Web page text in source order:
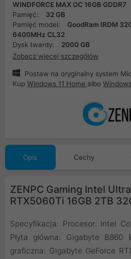
WINDFORCE MAX OC 16GB GDDR7
Pamięć:
32 GB
Pamięć model:
GoodRam IRDM
6400MHz CL32
Dysk twardy:
2000 GB
Zobacz więcej szczegółów
Postaw na oryginalny system
Kup Windows 11 Home albo
Opis Cechy
ZENPC Gaming Intel
RTX5060Ti 16GB 2TB
Specyfikacja: Procesor: Intel
Płyta główna: Gigabyte B860
graficzna: Gigabyte GeForce